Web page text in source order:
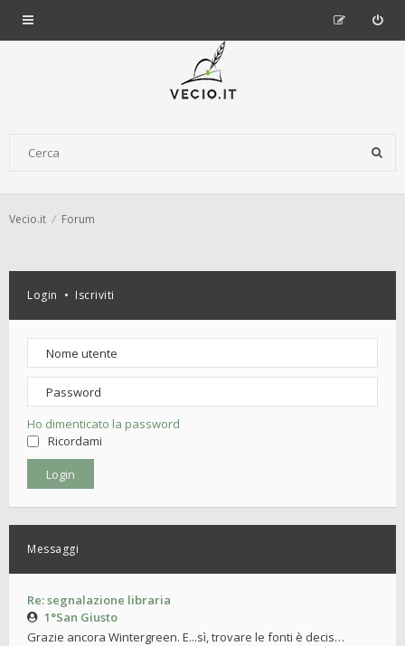
Vecio.it Forum
Login • Iscriviti
Ho dimenticato la password
Ricordami
Messaggi
Re: segnalazione libraria
1°San Giusto
Grazie ancora Wintergreen. E...sì, trovare le fonti è decis…